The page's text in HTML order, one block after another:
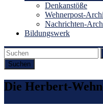
Denkanstöße
Wehnerpost-
Nachrichten-
Bildungswerk
Die Herbert-